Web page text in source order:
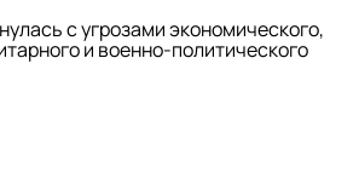
с угрозами экономического,
и военно-политического